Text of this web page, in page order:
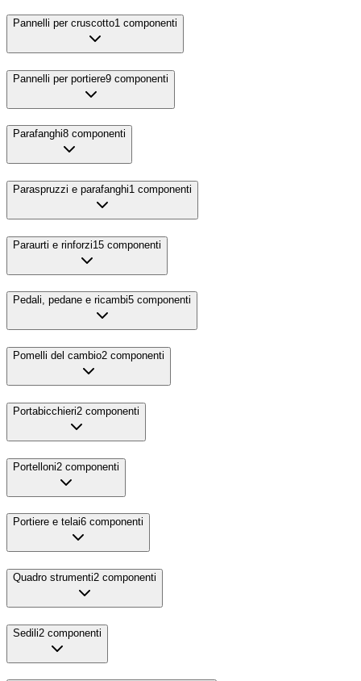
Pannelli per cruscotto1 componenti
Pannelli per portiere9 componenti
Parafanghi8 componenti
Paraspruzzi e parafanghi1 componenti
Paraurti e rinforzi15 componenti
Pedali, pedane e ricambi5 componenti
Pomelli del cambio2 componenti
Portabicchieri2 componenti
Portelloni2 componenti
Portiere e telai6 componenti
Quadro strumenti2 componenti
Sedili2 componenti